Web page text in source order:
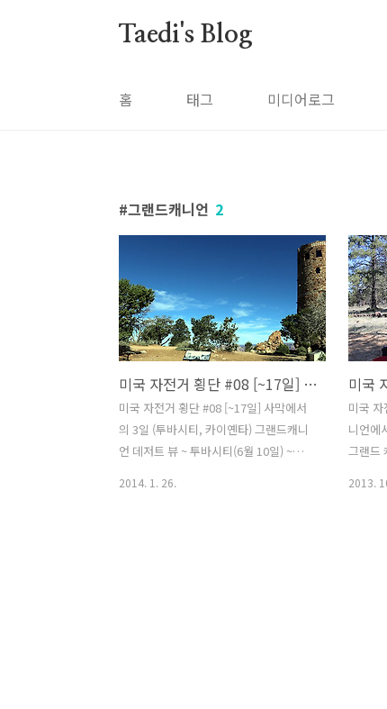
Taedi's Blog
홈 태그 미디어로그
그랜드캐니언 2
미국 자전거 횡단 #08 [~17일] 사막에서의 3일 (투바시티, 카이옌타)
미국 자전거 횡단 #08 [~17일] 사막에서
의 3일 (투바시티, 카이옌타) 그랜드캐니
언 데저트 뷰 ~ 투바시티(6월 10일) ~
2014. 1. 26.
미국
니언에
그랜드
충 인
2013.